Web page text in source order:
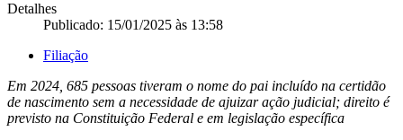
Detalhes
Publicado: 15/01/2025 às 13:58
Filiação
Em 2024, 685 pessoas tiveram o nome do pai incluído na certidão
de nascimento sem a necessidade de ajuizar ação judicial; direito é
previsto na Constituição Federal e em legislação específica